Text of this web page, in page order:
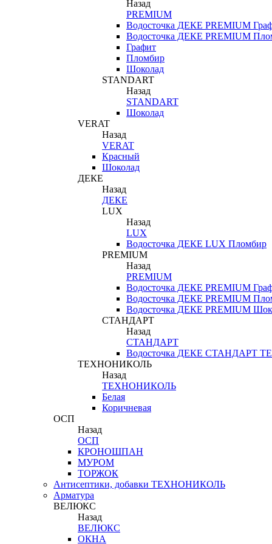
Назад
PREMIUM
Водосточка ДЕКЕ PREMIUM
Водосточка ДЕКЕ PREMIUM
Графит
Пломбир
Шоколад
STANDART
Назад
STANDART
Шоколад
VERAT
Назад
VERAT
Красный
Шоколад
ДЕКЕ
Назад
ДЕКЕ
LUX
Назад
LUX
Водосточка ДЕКЕ LUX Пломбир
PREMIUM
Назад
PREMIUM
Водосточка ДЕКЕ PREMIUM
Водосточка ДЕКЕ PREMIUM
Водосточка ДЕКЕ PREMIUM
СТАНДАРТ
Назад
СТАНДАРТ
Водосточка ДЕКЕ СТАНДАРТ
ТЕХНОНИКОЛЬ
Назад
ТЕХНОНИКОЛЬ
Белая
Коричневая
ОСП
Назад
ОСП
КРОНОШПАН
МУРОМ
ТОРЖОК
Антисептики, добавки ТЕХНОНИКОЛЬ
Арматура
ВЕЛЮКС
Назад
ВЕЛЮКС
ОКНА